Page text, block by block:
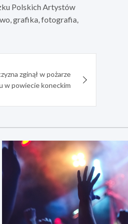
Polskich Artystów
grafika, fotografia,
zginął w pożarze
w powiecie koneckim